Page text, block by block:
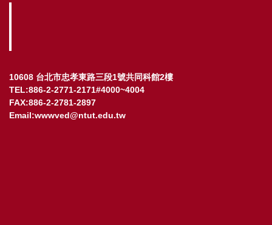
10608 台北市忠孝東路三段1號共同科館2樓
TEL:886-2-2771-2171#4000~4004
FAX:886-2-2781-2897
Email:wwwved@ntut.edu.tw